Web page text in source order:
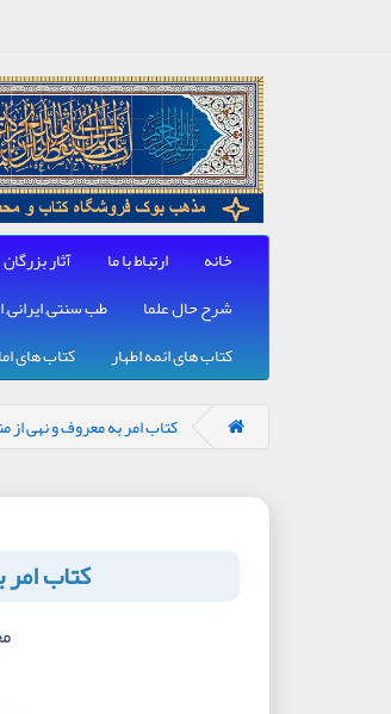
خانه ارتباط با ما آثار بزرگان
شرح حال علما
طب سنتی,
کتاب های ائمه اطهار
کتاب های
کتاب امر به معروف و نهی
کتاب